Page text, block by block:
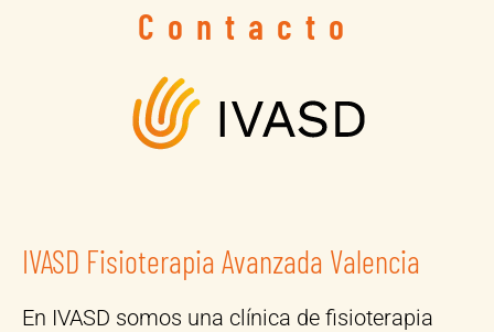
Contacto
IVASD Fisioterapia Avanzada Valencia
En IVASD somos una clínica de fisioterapia